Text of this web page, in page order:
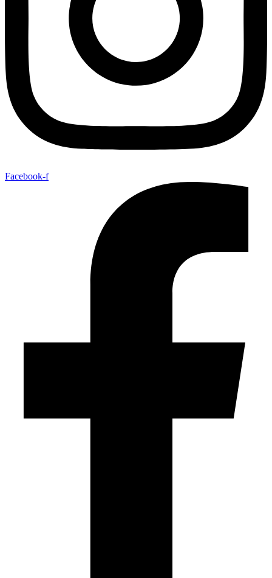
Facebook-f